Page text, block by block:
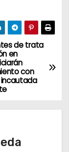
de trata
en
con